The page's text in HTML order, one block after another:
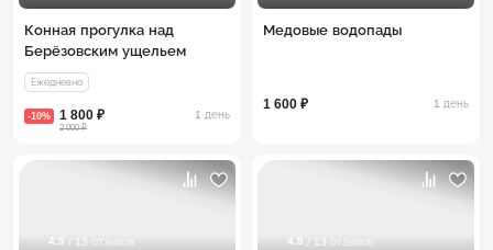
Конная прогулка над
Берёзовским ущельем
Ежедневно
-10% 1 800 ₽
2 000 ₽
1 день
Медовые водопады
1 600 ₽ 1 день
4.5 / 13 отзывов 4.5 / 13 отзывов